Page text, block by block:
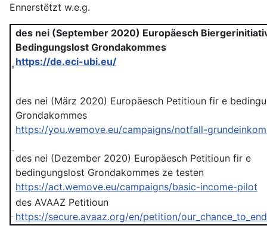
Ennerstëtzt w.e.g.
des nei (September 2020) Europäesch
Bedingungslost Grondakommes
https://de.eci-ubi.eu/
des nei (März 2020) Europäesch Petitioun fir e
Grondakommes
https://you.wemove.eu/campaigns/notfall-
des nei (Dezember 2020) Europäesch Petitioun fir e
bedingungslost Grondakommes ze testen
https://act.wemove.eu/campaigns/basic-income-pilot
des AVAAZ Petitioun
https://secure.avaaz.org/en/petition/